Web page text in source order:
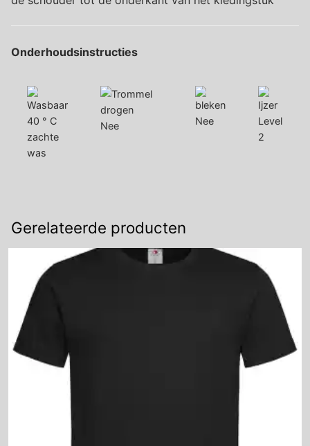
Onderhoudsinstructies
40 ° C
zachte
was
Nee Nee
Level
2
Gerelateerde producten